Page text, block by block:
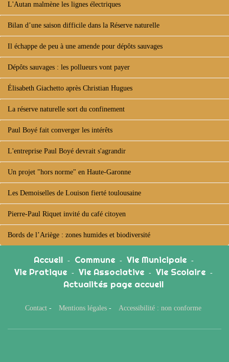
L'Autan malmène les lignes électriques
Bilan d’une saison difficile dans la Réserve naturelle
Il échappe de peu à une amende pour dépôts sauvages
Dépôts sauvages : les pollueurs vont payer
Élisabeth Giachetto après Christian Hugues
La réserve naturelle sort du confinement
Paul Boyé fait converger les intérêts
L'entreprise Paul Boyé devrait s'agrandir
Un projet "hors norme" en Haute-Garonne
Les Demoiselles de Louison fierté toulousaine
Pierre-Paul Riquet invité du café citoyen
Bords de l’Ariège : zones humides et biodiversité
Accueil - Commune - Vie Municipale -
Vie Pratique - Vie Associative - Vie Scolaire -
Actualités page accueil
Contact - Mentions légales - Accessibilité : non conforme